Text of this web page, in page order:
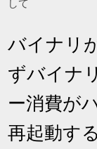
して
バイナリ
ずバイナ
ー消費が
再起動す